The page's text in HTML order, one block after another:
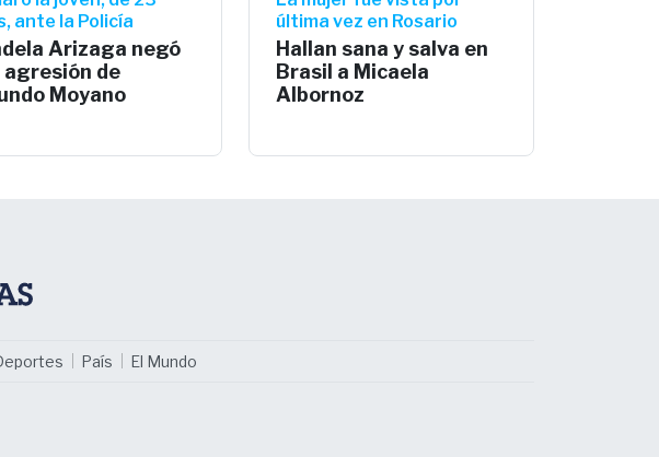
ante la Policía
Arizaga negó
agresión de
Moyano
última vez en Rosario
Hallan sana y salva en
Brasil a Micaela
Albornoz
País El Mundo